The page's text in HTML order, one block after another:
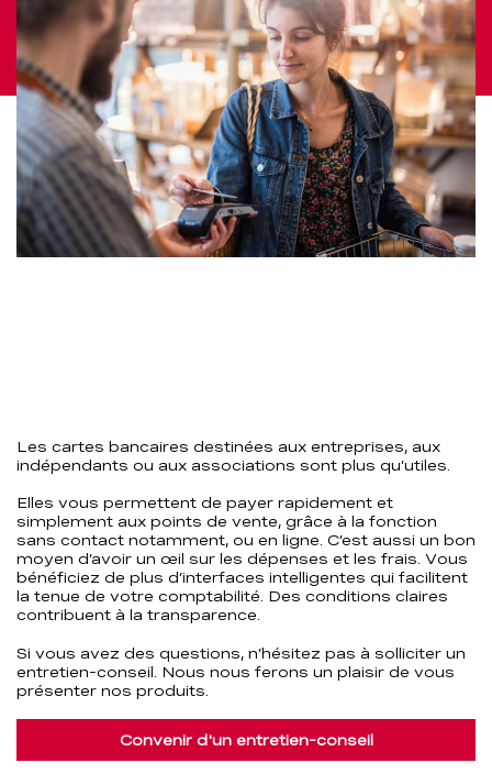
les
entreprises
–
BCBE
Les cartes bancaires destinées aux entreprises, aux
indépendants ou aux associations sont plus qu’utiles.
Elles vous permettent de payer rapidement et
simplement aux points de vente, grâce à la fonction
sans contact notamment, ou en ligne. C’est aussi un bon
moyen d’avoir un œil sur les dépenses et les frais. Vous
bénéficiez de plus d’interfaces intelligentes qui facilitent
la tenue de votre comptabilité. Des conditions claires
contribuent à la transparence.
Si vous avez des questions, n’hésitez pas à solliciter un
entretien-conseil. Nous nous ferons un plaisir de vous
présenter nos produits.
Convenir d'un entretien-conseil